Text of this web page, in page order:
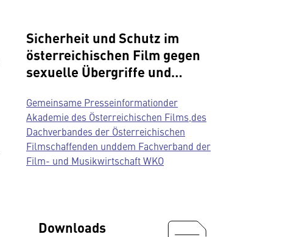
Sicherheit und Schutz im
österreichischen Film gegen
sexuelle Übergriffe und
Gemeinsame Presseinformationder
Akademie des Österreichischen Films,des
Dachverbandes der Österreichischen
Filmschaffenden unddem Fachverband der
Film- und Musikwirtschaft WKO
Downloads